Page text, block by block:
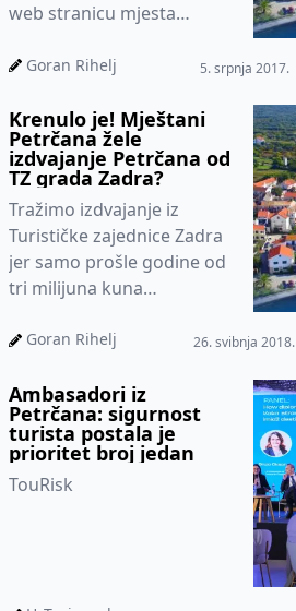
web stranicu mjesta
www.petrcane.zadar.travel. Osim
Goran Rihelj 5. srpnja 2017.
Krenulo je! Mještani
Petrčana žele
izdvajanje Petrčana od
TZ grada Zadra?
Tražimo izdvajanje iz
Turističke zajednice Zadra
jer samo prošle godine od
tri milijuna kuna
članarine i boravišne
Goran Rihelj 26. svibnja 2018.
Ambasadori iz
Petrčana: sigurnost
turista postala je
prioritet broj jedan
TouRisk